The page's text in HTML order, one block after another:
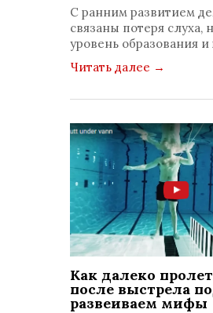
комментариев: 0
С ранним развитием
связаны потеря слуха,
уровень образования и
Читать далее →
Как далеко
после выстрела
развеиваем мифы